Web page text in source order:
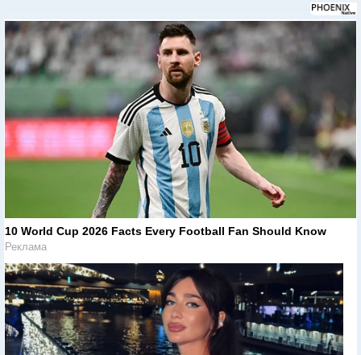
10 World Cup 2026 Facts Every Football Fan Should Know
Реклама